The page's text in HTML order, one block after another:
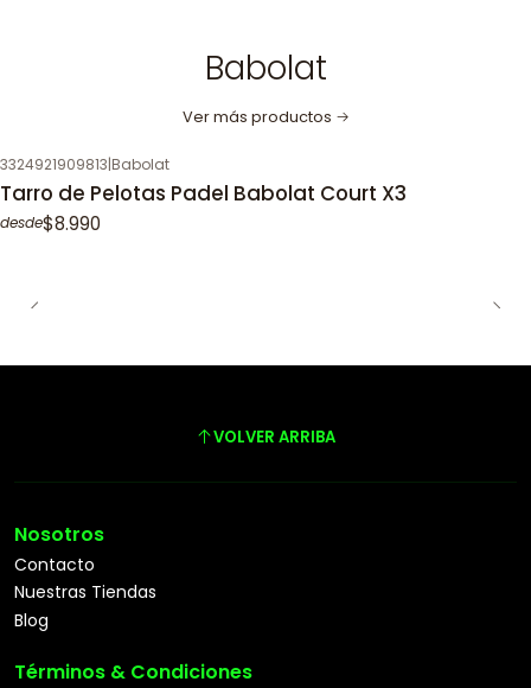
Babolat
Ver más productos
3324921909813|Babolat
Tarro de Pelotas Padel Babolat Court X3
desde$8.990
VOLVER ARRIBA
Nosotros
Contacto
Nuestras Tiendas
Blog
Términos & Condiciones